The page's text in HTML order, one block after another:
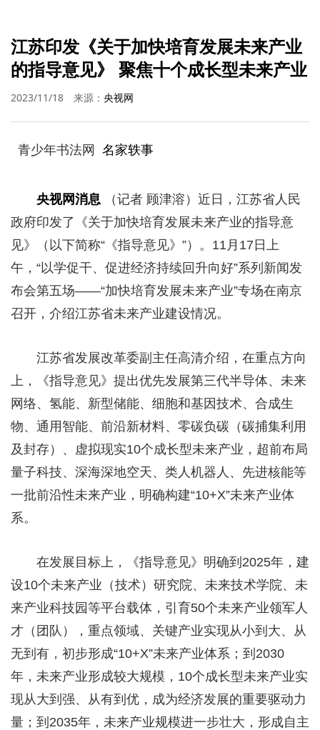
江苏印发《关于加快培育发展未来产业
的指导意见》 聚焦十个成长型未来产业
2023/11/18 来源： 央视网
青少年书法网 名家轶事
央视网消息 （记者 顾津溶）近日，江苏省人民
政府印发了《关于加快培育发展未来产业的指导意
见》（以下简称“《指导意见》”）。11月17日上
午，“以学促干、促进经济持续回升向好”系列新闻发
布会第五场——“加快培育发展未来产业”专场在南京
召开，介绍江苏省未来产业建设情况。
江苏省发展改革委副主任高清介绍，在重点方向
上，《指导意见》提出优先发展第三代半导体、未来
网络、氢能、新型储能、细胞和基因技术、合成生
物、通用智能、前沿新材料、零碳负碳（碳捕集利用
及封存）、虚拟现实10个成长型未来产业，超前布局
量子科技、深海深地空天、类人机器人、先进核能等
一批前沿性未来产业，明确构建“10+X”未来产业体
系。
在发展目标上，《指导意见》明确到2025年，建
设10个未来产业（技术）研究院、未来技术学院、未
来产业科技园等平台载体，引育50个未来产业领军人
才（团队），重点领域、关键产业实现从小到大、从
无到有，初步形成“10+X”未来产业体系；到2030
年，未来产业形成较大规模，10个成长型未来产业实
现从大到强、从有到优，成为经济发展的重要驱动力
量；到2035年，未来产业规模进一步壮大，形成自主